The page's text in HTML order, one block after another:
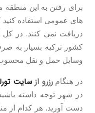
برای رفتن به این منطقه
های عمومی استفاده کنید
دریافت نمی کنند. در
کشور ترکیه بسیار به
وسایل حمل و نقل
در هنگامرزرو ازسایت
در شهر توجه داشته
دست آورید. هر کدام از